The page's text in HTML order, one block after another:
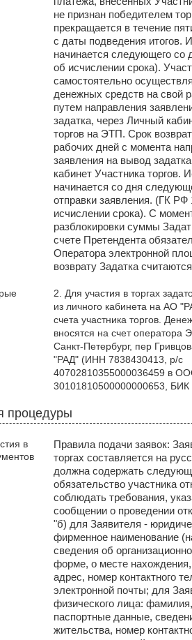
не признан победителем
прекращается в течение
с даты подведения итогов.
начинается следующего со
об исчислении срока).
самостоятельно
денежных средств на свой
путем направления
задатка, через Личный
торгов на ЭТП. Срок
рабочих дней с момента
заявления на вывод
кабинет Участника торгов.
начинается со дня
отправки заявления. (ГК РФ
исчислении срока). С
разблокировки суммы
счете Претендента
Оператора электронной
возврату Задатка
2. Для участия в торгах
из личного кабинета на АО
счета участника торгов.
вносятся на счет
Санкт-Петербург, пер
"РАД" (ИНН 7838430413, р/с
40702810355000036459 в
30101810500000000653, БИК
процедуры
в
Правила подачи заявок:
торгах составляется на
должна содержать
обязательство участника
соблюдать требования,
сообщении о проведении
"б) для Заявителя -
фирменное наименование
сведения об
форме, о месте
адрес, номер контактного
электронной почты; для
физического лица:
паспортные данные,
жительства, номер